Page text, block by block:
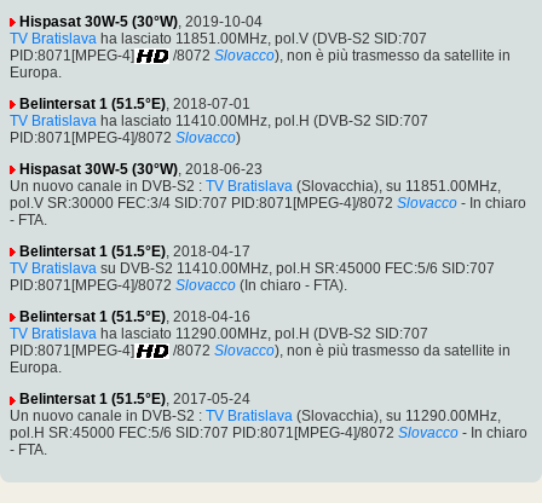
Hispasat 30W-5 (30°W) , 2019-10-04
TV Bratislava ha lasciato 11851.00MHz, pol.V (DVB-S2 SID:707
PID:8071[MPEG-4]
/8072 Slovacco), non è più trasmesso da satellite in
Europa.
Belintersat 1 (51.5°E), 2018-07-01
TV Bratislava ha lasciato 11410.00MHz, pol.H (DVB-S2 SID:707
PID:8071[MPEG-4]/8072 Slovacco)
Hispasat 30W-5 (30°W), 2018-06-23
Un nuovo canale in DVB-S2 : TV Bratislava (Slovacchia), su 11851.00MHz,
pol.V SR:30000 FEC:3/4 SID:707 PID:8071[MPEG-4]/8072 Slovacco - In chiaro
- FTA.
Belintersat 1 (51.5°E), 2018-04-17
TV Bratislava su DVB-S2 11410.00MHz, pol.H SR:45000 FEC:5/6 SID:707
PID:8071[MPEG-4]/8072 Slovacco (In chiaro - FTA).
Belintersat 1 (51.5°E), 2018-04-16
TV Bratislava ha lasciato 11290.00MHz, pol.H (DVB-S2 SID:707
PID:8071[MPEG-4]
/8072 Slovacco), non è più trasmesso da satellite in
Europa.
Belintersat 1 (51.5°E), 2017-05-24
Un nuovo canale in DVB-S2 : TV Bratislava (Slovacchia), su 11290.00MHz,
pol.H SR:45000 FEC:5/6 SID:707 PID:8071[MPEG-4]/8072 Slovacco - In chiaro
- FTA.